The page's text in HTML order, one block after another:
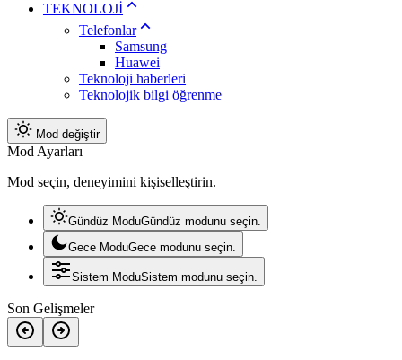
TEKNOLOJİ
Telefonlar
Samsung
Huawei
Teknoloji haberleri
Teknolojik bilgi öğrenme
Mod değiştir
Mod Ayarları
Mod seçin, deneyimini kişiselleştirin.
Gündüz ModuGündüz modunu seçin.
Gece ModuGece modunu seçin.
Sistem ModuSistem modunu seçin.
Son Gelişmeler